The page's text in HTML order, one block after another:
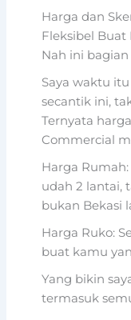
Harga dan
Fleksibel Buat
Nah ini
Saya waktu
secantik ini,
Ternyata
Commercial
Harga
udah 2 lantai,
bukan Bekasi
Harga Ruko:
buat kamu
Yang bikin
termasuk